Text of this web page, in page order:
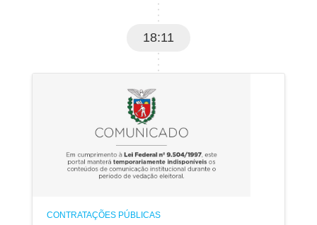
18:11
CONTRATAÇÕES PÚBLICAS